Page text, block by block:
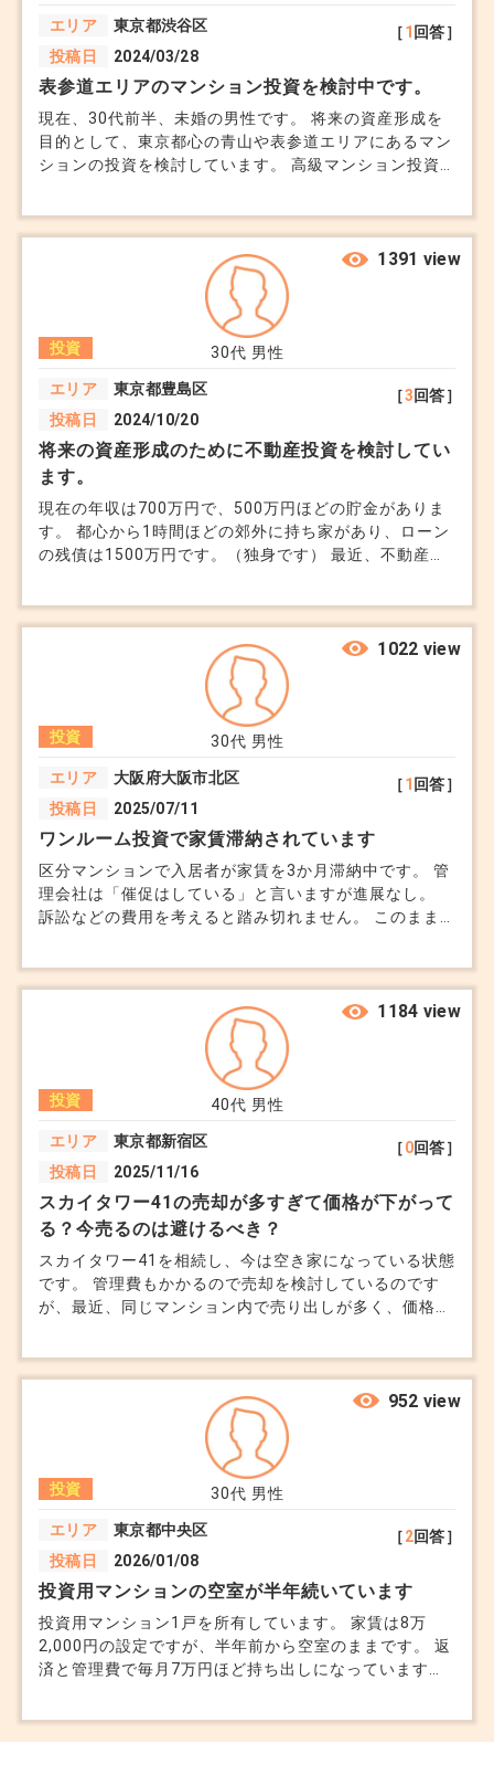
エリア
東京都渋谷区
投稿日
2024/03/28
［1 回答］
表参道エリアのマンション投資を検討中です。
現在、30代前半、未婚の男性です。 将来の資産形成を
目的として、東京都心の青山や表参道エリアにあるマン
ションの投資を検討しています。 高級マンション投資
評価するべきかについてアドバイスをいただきたいで
す。 また、地価の変動リスクに対する対策も知りたい
30代 男性
投資
エリア
東京都豊島区
投稿日
2024/10/20
［3回答］
1391 view
将来の資産形成のために不動産投資を検討してい
ます。
現在の年収は700万円で、500万円ほどの貯金がありま
す。 都心から1時間ほどの郊外に持ち家があり、ローン
の残債は1500万円です。（独身です） 最近、不動産投
と郊外の一棟アパート、どちらがおすすめでしょうか。
郊外の一棟アパートはファミリー世帯が多いエリアで
価値下落を懸念しています。 一棟アパートは収益性が
高そうですが、初期投資額が大きく、管理も大変かなと
思っています。 また、現在の収入と貯蓄状況を考える
と、どの程度の物件価格が適切でしょうか。 初歩的な
質問で申し訳ございませんが、アドバイスをお願いしま
す。
30代 男性
投資
エリア
大阪府大阪市北区
投稿日
2025/07/11
［1 回答］
1022 view
ワンルーム投資で家賃滞納されています
区分マンションで入居者が家賃を3か月滞納中です。 管
理会社は「催促はしている」と言いますが進展なし。
訴訟などの費用を考えると踏み切れません。 このまま
い
40代 男性
投資
エリア
東京都新宿区
投稿日
2025/11/16
［0回答］
1184 view
スカイタワー41の売却が多すぎて価格が下がって
る？今売るのは避けるべき？
スカイタワー41を相続し、今は空き家になっている状態
です。 管理費もかかるので売却を検討しているのです
が、最近、同じマンション内で売り出しが多く、価格が
価値が落ちてきているのでは？」という不安がありま
す。 今売るべきか、少し市場が落ち着くのを待つべき
か。また、空室のまま放置するとどんなリスクがあるの
かも知りたいです。 適切な売却方法や時期についてア
ドバイスをお願いします。
30代 男性
投資
エリア
東京都中央区
投稿日
2026/01/08
［2回答］
952 view
投資用マンションの空室が半年続いています
投資用マンション1戸を所有しています。 家賃は8万
2,000円の設定ですが、半年前から空室のままです。 返
済と管理費で毎月7万円ほど持ち出しになっています。
出そうです。 管理会社にも相談していますが、あまり
協力的ではありません。 売却してしまった方が良いの